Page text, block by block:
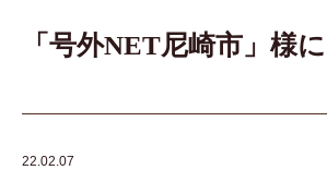
「号外NET尼崎市」様
22.02.07